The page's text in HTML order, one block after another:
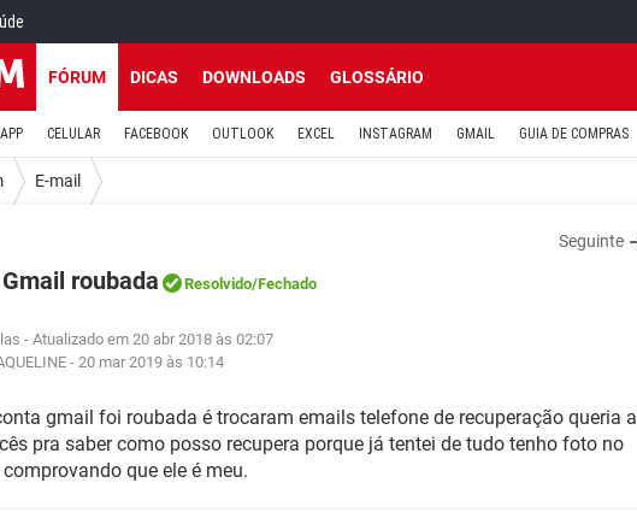
FÓRUM DICAS DOWNLOADS GLOSSÁRIO
CELULAR FACEBOOK OUTLOOK EXCEL INSTAGRAM GMAIL GUIA DE COMPRAS
E-mail
Seguinte
roubada Resolvido/Fechado
- Atualizado em 20 abr 2018 às 02:07
- 20 mar 2019 às 10:14
gmail foi roubada é trocaram emails telefone de recuperação queria a
pra saber como posso recupera porque já tentei de tudo tenho foto no
que ele é meu.